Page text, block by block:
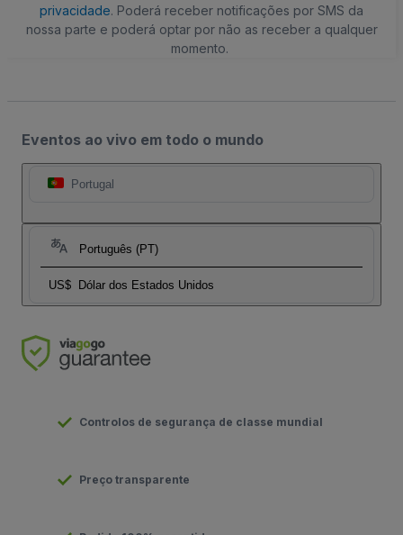
privacidade. Poderá receber notificações por SMS da
nossa parte e poderá optar por não as receber a qualquer
momento.
Eventos ao vivo em todo o mundo
Portugal
Português (PT)
US$ Dólar dos Estados Unidos
Controlos de segurança de classe mundial
Preço transparente